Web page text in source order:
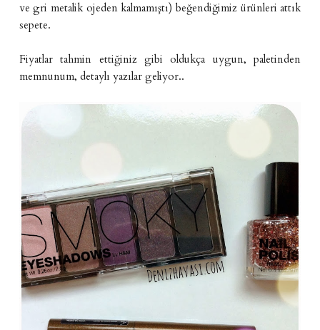
ve gri metalik ojeden kalmamıştı) beğendiğimiz ürünleri attık
sepete.
Fiyatlar tahmin ettiğiniz gibi oldukça uygun, paletinden
memnunum, detaylı yazılar geliyor..